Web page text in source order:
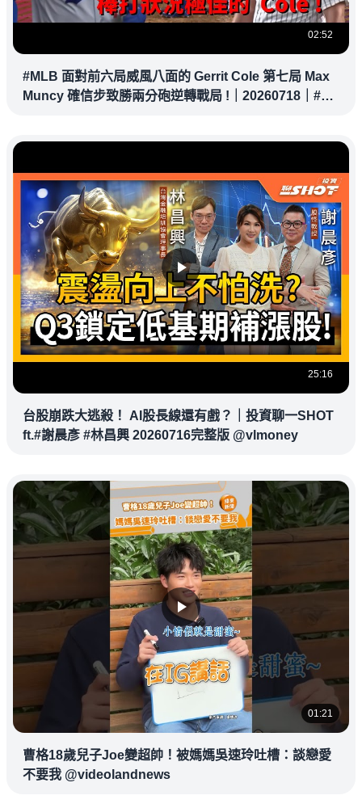
02:52
#MLB 面對前六局威風八面的 Gerrit Cole 第七局 Max
Muncy 確信步致勝兩分砲逆轉戰局 !｜20260718｜#洛
25:16
台股崩跌大逃殺！ AI股長線還有戲？｜投資聊一SHOT
ft.#謝晨彥 #林昌興 20260716完整版 @vlmoney
01:21
曹格18歲兒子Joe變超帥！被媽媽吳速玲吐槽：談戀愛
不要我 @videolandnews